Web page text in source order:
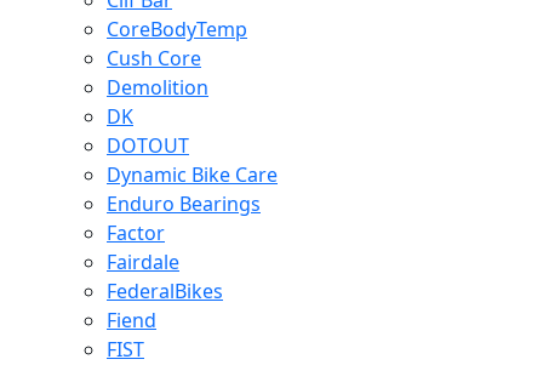
CoreBodyTemp
Cush Core
Demolition
DK
DOTOUT
Dynamic Bike Care
Enduro Bearings
Factor
Fairdale
FederalBikes
Fiend
FIST